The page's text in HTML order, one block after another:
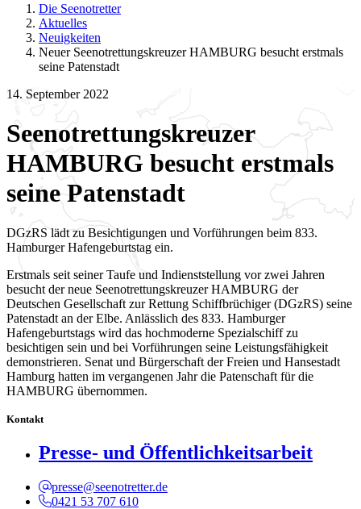
Die Seenotretter
Aktuelles
Neuigkeiten
Neuer Seenotrettungskreuzer HAMBURG besucht erstmals
seine Patenstadt
14. September 2022
Seenotrettungskreuzer
HAMBURG besucht erstmals
seine Patenstadt
DGzRS lädt zu Besichtigungen und Vorführungen beim 833.
Hamburger Hafengeburtstag ein.
Erstmals seit seiner Taufe und Indienststellung vor zwei Jahren
besucht der neue Seenotrettungskreuzer HAMBURG der
Deutschen Gesellschaft zur Rettung Schiffbrüchiger (DGzRS) seine
Patenstadt an der Elbe. Anlässlich des 833. Hamburger
Hafengeburtstags wird das hochmoderne Spezialschiff zu
besichtigen sein und bei Vorführungen seine Leistungsfähigkeit
demonstrieren. Senat und Bürgerschaft der Freien und Hansestadt
Hamburg hatten im vergangenen Jahr die Patenschaft für die
HAMBURG übernommen.
Kontakt
Presse- und Öffentlichkeitsarbeit
presse@seenotretter.de
0421 53 707 610